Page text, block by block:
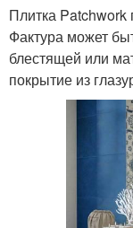
Плитка Patchwork
Фактура может
блестящей или
покрытие из